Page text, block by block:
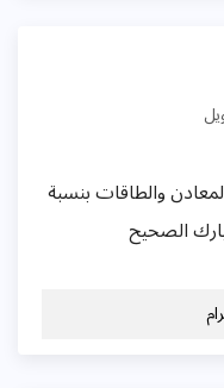
والطاقات بنسبة